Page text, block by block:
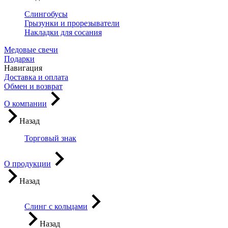
Слингобусы
Грызунки и прорезыватели
Накладки для сосания
Медовые свечи
Подарки
Навигация
Доставка и оплата
Обмен и возврат
О компании
Назад
Торговый знак
О продукции
Назад
Слинг с кольцами
Назад